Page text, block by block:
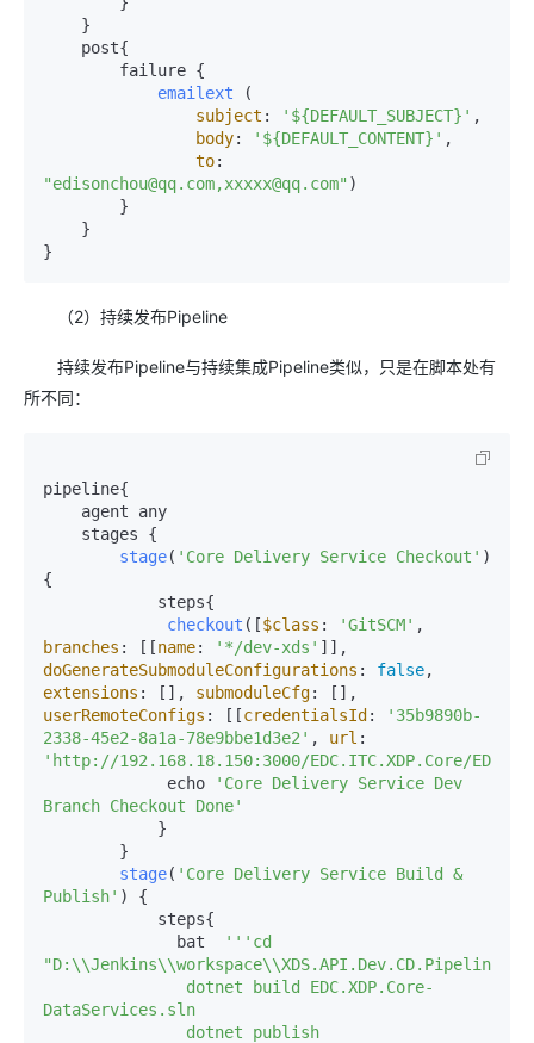
emailext (
subject : '${DEFAULT_SUBJECT}' ,
body: '${DEFAULT_CONTENT}' ,
to
"edisonchou@qq.com,xxxxx@qq.com" )
}
（2）持续发布Pipeline
持续发布Pipeline与持续集成Pipeline类似，只是在脚本处有
所不同：
pipeline{
stage( 'Core Delivery Service Checkout' )
{
checkout ([$class : 'GitSCM'
branches : [[name: '*/dev-xds'
doGenerateSubmoduleConfigurations : false
extensions : [], submoduleCfg
userRemoteConfigs : [[credentialsId :
'35b9890b-
2338-45e2-8a1a-78e9bbe1d3e2' , url
'http://192.168.18.150:3000/EDC.ITC.XDP.Core/
             echo
'Core Delivery Service Dev
Branch Checkout Done'
stage( 'Core Delivery Service Build &
Publish' ) {
              bat
'' 'cd
DataServices.sln